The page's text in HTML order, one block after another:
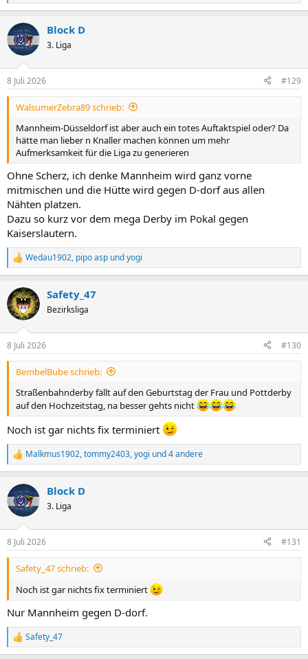
e
k
t
i
e
n
Block D
3. Liga
8 Juli 2026 #129
WalsumerZebra89 schrieb:
Mannheim-Düsseldorf ist aber auch ein totes Auftaktspiel oder? Da
hätte man lieber n Knaller machen können um mehr
Aufmerksamkeit für die Liga zu generieren
Ohne Scherz, ich denke Mannheim wird ganz vorne
mitmischen und die Hütte wird gegen D-dorf aus allen
Nähten platzen.
Dazu so kurz vor dem mega Derby im Pokal gegen
Kaiserslautern.
R
e
k
t
i
e
n
Wedau1902, pipo asp undyogi
Safety_47
Bezirksliga
8 Juli 2026 #130
BembelBube schrieb:
Straßenbahnderby fällt auf den Geburtstag der Frau und Pottderby
auf den Hochzeitstag, na besser gehts nicht
Noch ist gar nichts fix terminiert
R
e
k
t
i
e
n
Malkmus1902,tommy2403,yogi und 4 andere
Block D
3. Liga
8 Juli 2026 #131
Safety_47 schrieb:
Noch ist gar nichts fix terminiert
Nur Mannheim gegen D-dorf.
R
e
Safety_47